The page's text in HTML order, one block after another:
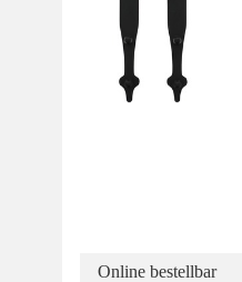
Online bestellbar